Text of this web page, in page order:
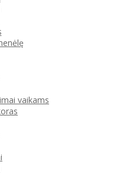
vaikams